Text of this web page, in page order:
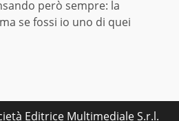
però sempre: la
se fossi io uno di quei
Editrice Multimediale S.r.l.